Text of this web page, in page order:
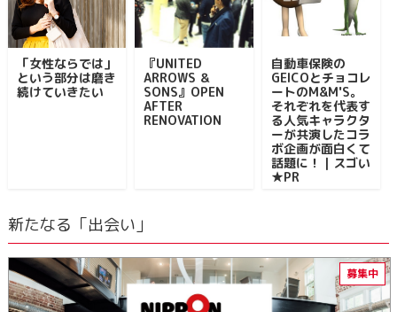
「女性ならでは」
という部分は磨き
続けていきたい
『UNITED
ARROWS ＆
SONS』OPEN
AFTER
RENOVATION
自動車保険の
GEICOとチョコレ
ートのM&M'S。
それぞれを代表す
る人気キャラクタ
ーが共演したコラ
ボ企画が面白くて
話題に！｜スゴい
★PR
新たなる「出会い」